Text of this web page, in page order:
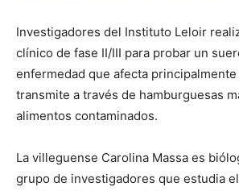
Investigadores del Instituto Leloir
clínico de fase II/III para probar un
enfermedad que afecta principalmente
transmite a través de hamburguesas
alimentos contaminados.
La villeguense Carolina Massa es
grupo de investigadores que estudia